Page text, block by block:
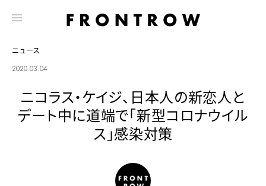
ニュース
2020.03.04
ニコラス・ケイジ、日本人の新恋人と
デート中に道端で「新型コロナウイル
ス」感染対策